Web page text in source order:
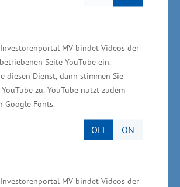
MV bindet Videos der
Seite YouTube ein.
diesen Dienst, dann stimmen Sie
zu. YouTube nutzt zudem
Google Fonts.
OFF ON
MV bindet Videos der
168 Millionen Euro aus
Fonds für regionale
zur Verfügung.
unterstützt vor Ort
Innovationscluster (RIC)
Allianz Schiffbau“ wird vom